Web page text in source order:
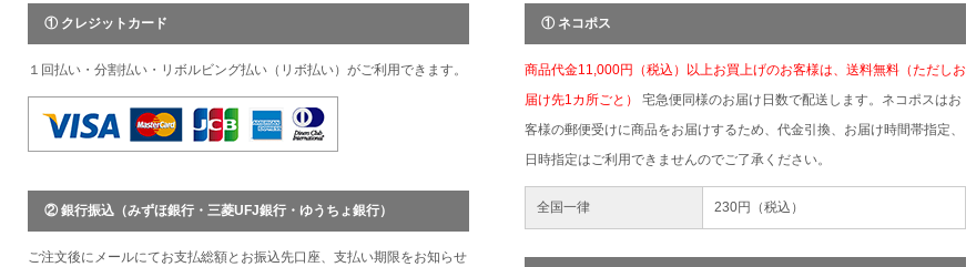
① クレジットカード
１回払い・分割払い・リボルビング払い（リボ払い）がご利用できます。
② 銀行振込（みずほ銀行・三菱UFJ銀行・ゆうちょ銀行）
ご注文後にメールにてお支払総額とお振込先口座、支払い期限をお知らせ
① ネコポス
商品代金11,000円（税込）以上お買上げのお客様は、送料無料（ただしお
届け先1カ所ごと） 宅急便同様のお届け日数で配送します。ネコポスはお
客様の郵便受けに商品をお届けするため、代金引換、お届け時間帯指定、
日時指定はご利用できませんのでご了承ください。
全国一律 230円（税込）